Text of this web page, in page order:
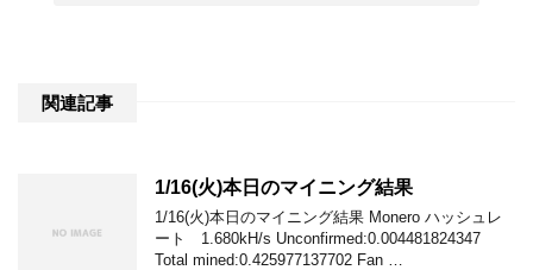
関連記事
1/16(火)本日のマイニング結果
1/16(火)本日のマイニング結果 Monero ハッシュレ
ート 1.680kH/s Unconfirmed:0.004481824347
Total mined:0.425977137702 Fan …